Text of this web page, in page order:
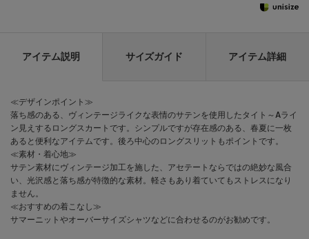
アイテム説明 サイズガイド アイテム詳細
≪デザインポイント≫
落ち感のある、ヴィンテージライクな表情のサテンを使用したタイト～Aライ
ン見えするロングスカートです。シンプルですが存在感のある、春夏に一枚
あると便利なアイテムです。後ろ中心のロングスリットもポイントです。
≪素材・着心地≫
サテン素材にヴィンテージ加工を施した、アセテートならではの絶妙な風合
い、光沢感と落ち感が特徴的な素材。軽さもあり着ていてもストレスになり
ません。
≪おすすめの着こなし≫
サマーニットやオーバーサイズシャツなどに合わせるのがお勧めです。